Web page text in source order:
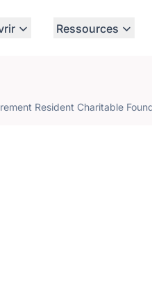
Ressources
Resident Charitable